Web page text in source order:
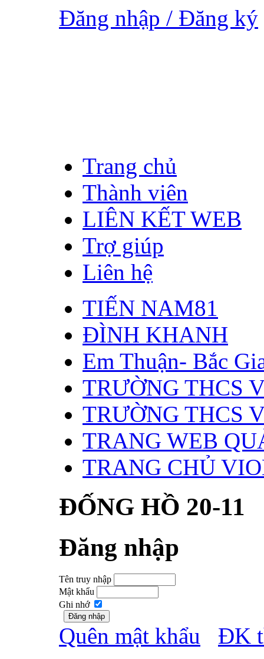
Đăng nhập / Đăng ký
Trang chủ
Thành viên
LIÊN KẾT WEB
Trợ giúp
Liên hệ
TIẾN NAM81
ĐÌNH KHANH
Em Thuận- Bắc
TRƯỜNG THCS
TRƯỜNG THCS
TRANG WEB
TRANG CHỦ
ĐỐNG HỒ 20-11
Đăng nhập
Tên truy nhập
Mật khẩu
Ghi nhớ
Quên mật khẩu ĐK